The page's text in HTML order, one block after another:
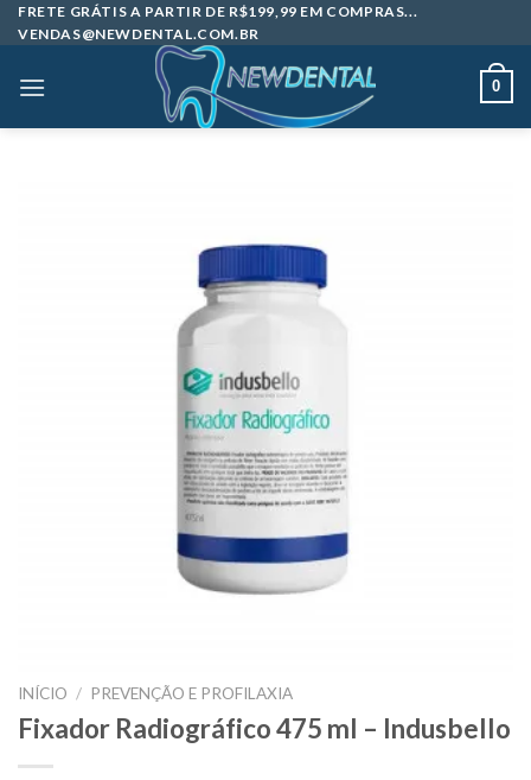
Skip
to
FRETE GRÁTIS A PARTIR DE R$199,99 EM COMPRAS...
VENDAS@NEWDENTAL.COM.BR
0
INÍCIO / PREVENÇÃO E PROFILAXIA
Fixador Radiográfico 475 ml – Indusbello